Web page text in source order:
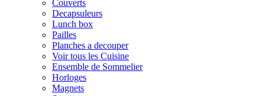
Couverts
Decapsuleurs
Lunch box
Pailles
Planches a decouper
Voir tous les Cuisine
Ensemble de Sommelier
Horloges
Magnets